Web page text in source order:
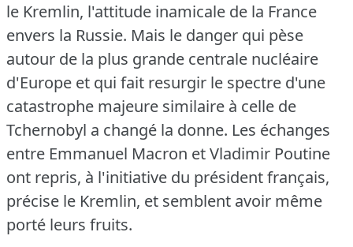
le Kremlin, l'attitude inamicale de la France
envers la Russie. Mais le danger qui pèse
autour de la plus grande centrale nucléaire
d'Europe et qui fait resurgir le spectre d'une
catastrophe majeure similaire à celle de
Tchernobyl a changé la donne. Les échanges
entre Emmanuel Macron et Vladimir Poutine
ont repris, à l'initiative du président français,
précise le Kremlin, et semblent avoir même
porté leurs fruits.